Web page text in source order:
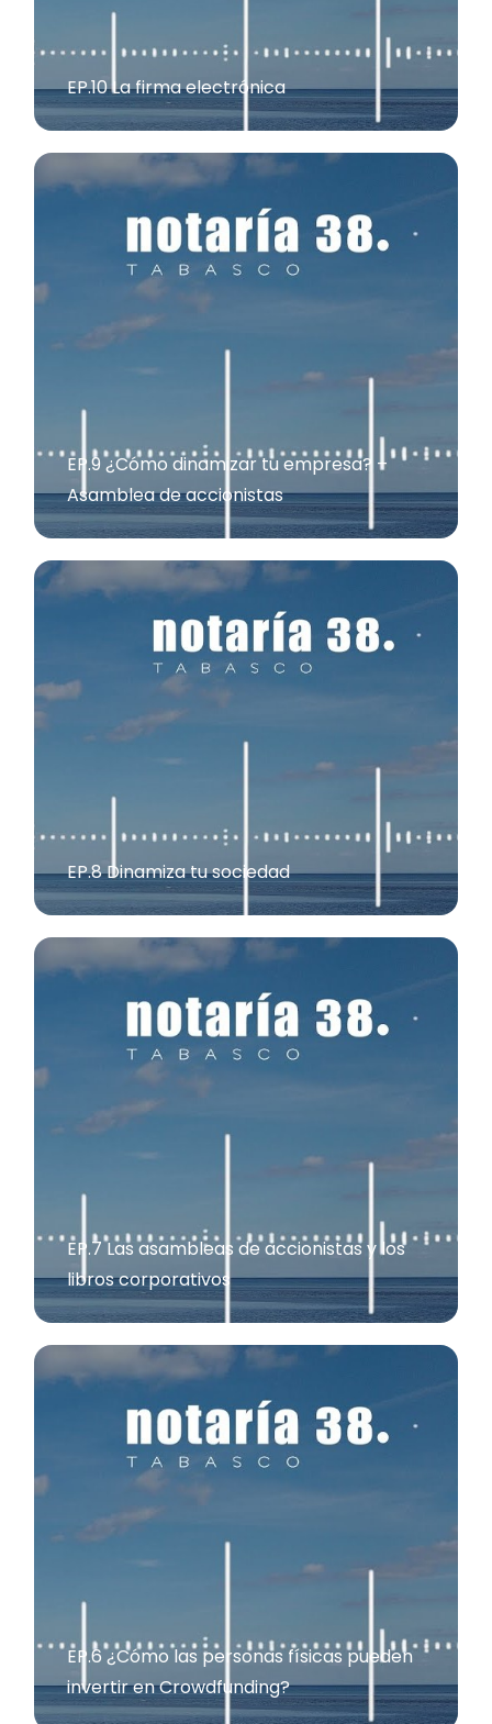
EP.10 La firma electrónica
EP.9 ¿Cómo dinamizar tu empresa? –
Asamblea de accionistas
EP.8 Dinamiza tu sociedad
EP.7 Las asambleas de accionistas y los
libros corporativos
EP.6 ¿Cómo las personas físicas pueden
invertir en Crowdfunding?